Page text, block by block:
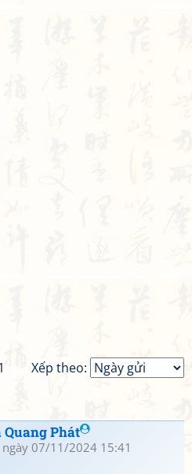
Xếp theo:
Quang Phát
ngày 07/11/2024 15:41